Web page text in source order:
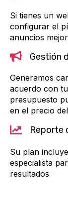
Si tienes un
configurar el
anuncios
Gestión
Generamos
acuerdo con
presupuesto
en el precio
Reporte
Su plan
especialista
resultados